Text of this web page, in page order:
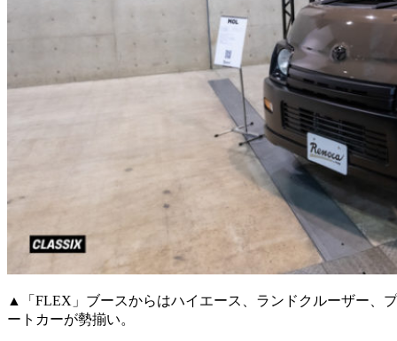
▲「FLEX」ブースからはハイエース、ランドクルーザー、
ートカーが勢揃い。